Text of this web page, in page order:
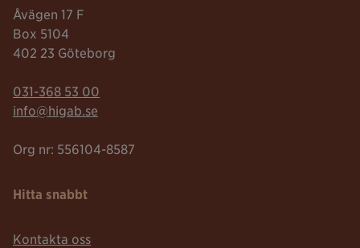
Åvägen 17 F
Box 5104
402 23 Göteborg
Telefonnummer:
031-368 53 00
Mailadress:
info@higab.se
Org nr: 556104-8587
Hitta snabbt
Kontakta oss